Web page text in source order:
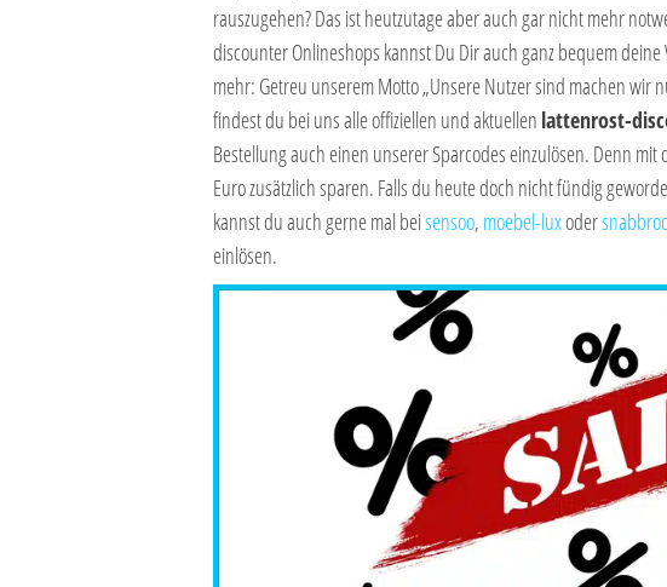
rauszugehen? Das ist heutzutage aber auch gar nicht mehr
discounter Onlineshops kannst Du Dir auch ganz bequem
mehr: Getreu unserem Motto „Unsere Nutzer sind machen wir
findest du bei uns alle offiziellen und aktuellen lattenrost-
Bestellung auch einen unserer Sparcodes einzulösen. Denn
Euro zusätzlich sparen. Falls du heute doch nicht fündig
kannst du auch gerne mal beisensoo, moebel-luxodersn
einlösen.